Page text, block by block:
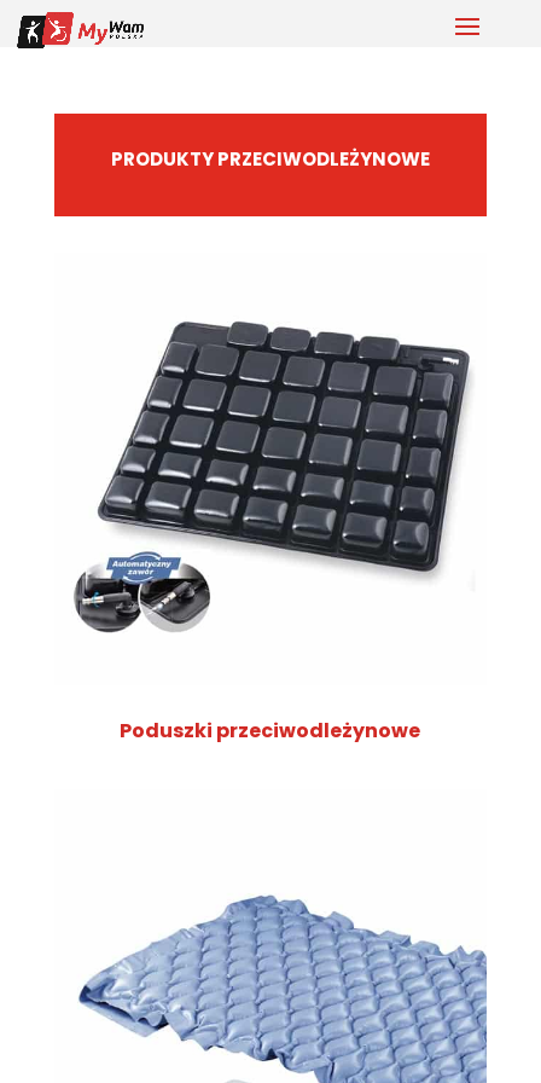
PRODUKTY PRZECIWODLEŻYNOWE
Poduszki przeciwodleżynowe